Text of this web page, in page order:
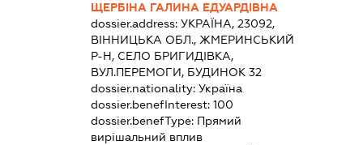
ЩЕРБІНА ГАЛИНА ЕДУАРДІВНА
dossier.address:УКРАЇНА, 23092,
ВІННИЦЬКА ОБЛ., ЖМЕРИНСЬКИЙ
Р-Н, СЕЛО БРИГИДІВКА,
ВУЛ.ПЕРЕМОГИ, БУДИНОК 32
dossier.nationality:Україна
dossier.benefInterest:100
dossier.benefType: Прямий
вирішальний вплив